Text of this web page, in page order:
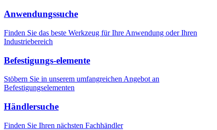
Anwendungssuche
Finden Sie das beste Werkzeug für Ihre Anwendung oder Ihren
Industriebereich
Befestigungs-elemente
Stöbern Sie in unserem umfangreichen Angebot an
Befestigungselementen
Händlersuche
Finden Sie Ihren nächsten Fachhändler